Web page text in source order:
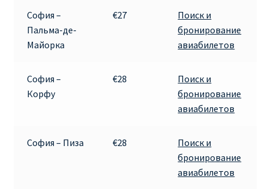
София –
Пальма-де-
Майорка
€27
Поиск и
бронирование
авиабилетов
София –
Корфу
€28
Поиск и
бронирование
авиабилетов
София – Пиза €28
Поиск и
бронирование
авиабилетов